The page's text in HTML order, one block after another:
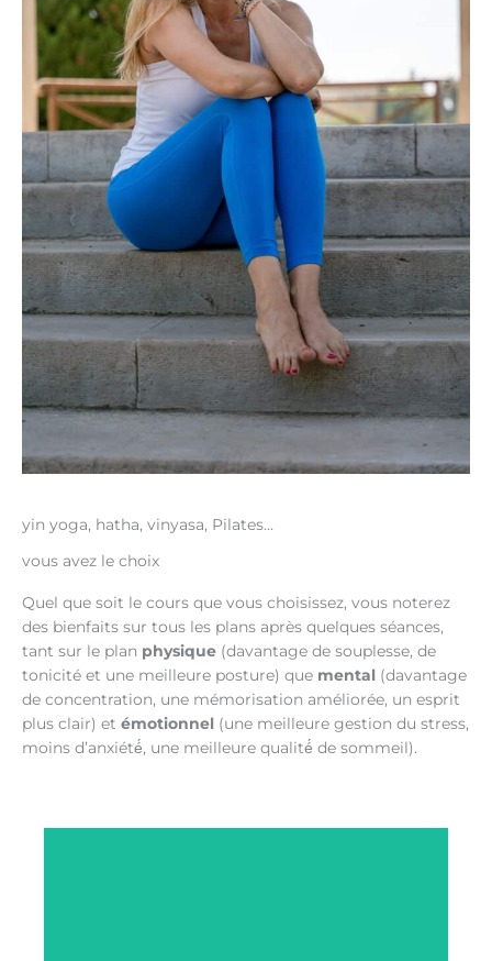
yin yoga, hatha, vinyasa, Pilates...
vous avez le choix
Quel que soit le cours que vous choisissez, vous noterez
des bienfaits sur tous les plans après quelques séances,
tant sur le plan physique (davantage de souplesse, de
tonicité et une meilleure posture) que mental (davantage
de concentration, une mémorisation améliorée, un esprit
plus clair) et émotionnel (une meilleure gestion du stress,
moins d’anxiété́, une meilleure qualité́ de sommeil).
Vinyasa Yoga